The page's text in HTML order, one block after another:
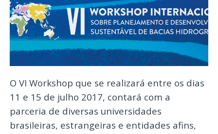
O VI Workshop que se realizará entre os dias
11 e 15 de julho 2017, contará com a
parceria de diversas universidades
brasileiras, estrangeiras e entidades afins,